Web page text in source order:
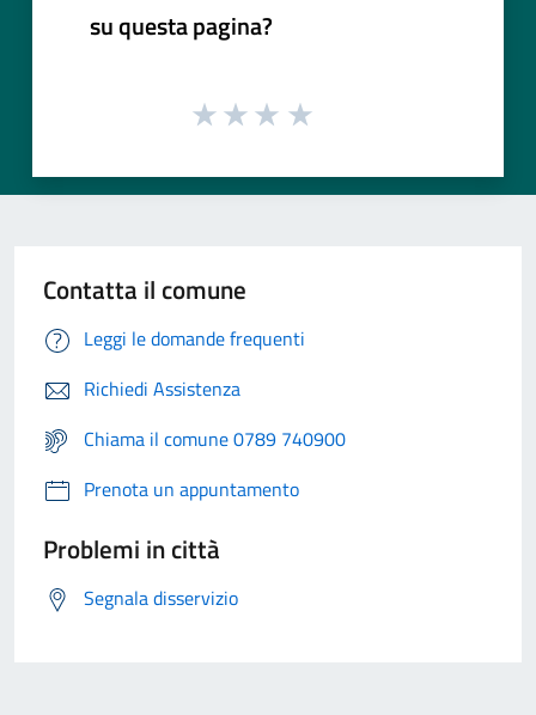
su questa pagina?
Contatta il comune
Leggi le domande frequenti
Richiedi Assistenza
Chiama il comune 0789 740900
Prenota un appuntamento
Problemi in città
Segnala disservizio